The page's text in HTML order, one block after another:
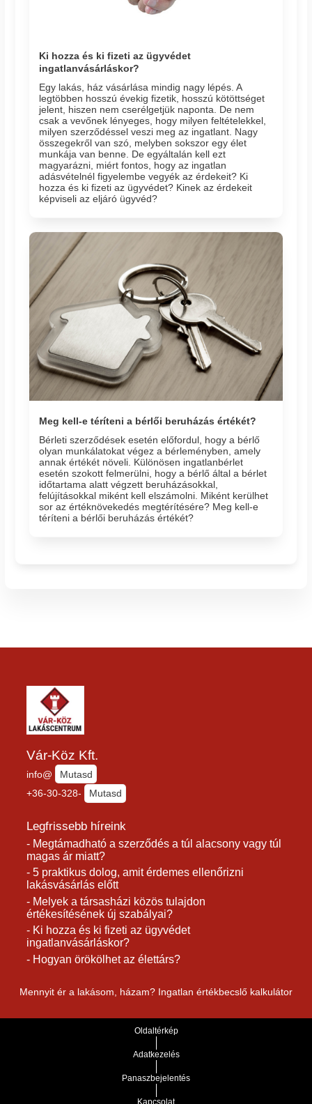
Ki hozza és ki fizeti az ügyvédet
ingatlanvásárláskor?
Egy lakás, ház vásárlása mindig nagy lépés. A
legtöbben hosszú évekig fizetik, hosszú kötöttséget
jelent, hiszen nem cserélgetjük naponta. De nem
csak a vevőnek lényeges, hogy milyen feltételekkel,
milyen szerződéssel veszi meg az ingatlant. Nagy
összegekről van szó, melyben sokszor egy élet
munkája van benne. De egyáltalán kell ezt
magyarázni, miért fontos, hogy az ingatlan
adásvételnél figyelembe vegyék az érdekeit? Ki
hozza és ki fizeti az ügyvédet? Kinek az érdekeit
képviseli az eljáró ügyvéd?
Meg kell-e téríteni a bérlői beruházás értékét?
Bérleti szerződések esetén előfordul, hogy a bérlő
olyan munkálatokat végez a bérleményben, amely
annak értékét növeli. Különösen ingatlanbérlet
esetén szokott felmerülni, hogy a bérlő által a bérlet
időtartama alatt végzett beruházásokkal,
felújításokkal miként kell elszámolni. Miként kerülhet
sor az értéknövekedés megtérítésére? Meg kell-e
téríteni a bérlői beruházás értékét?
Vár-Köz Kft.
info@
Mutasd
+36-30-328-
Mutasd
Legfrissebb híreink
- Megtámadható a szerződés a túl alacsony vagy túl
magas ár miatt?
- 5 praktikus dolog, amit érdemes ellenőrizni
lakásvásárlás előtt
- Melyek a társasházi közös tulajdon
értékesítésének új szabályai?
- Ki hozza és ki fizeti az ügyvédet
ingatlanvásárláskor?
- Hogyan örökölhet az élettárs?
Mennyit ér a lakásom, házam? Ingatlan értékbecslő kalkulátor
Oldaltérkép
Adatkezelés
Panaszbejelentés
Kapcsolat